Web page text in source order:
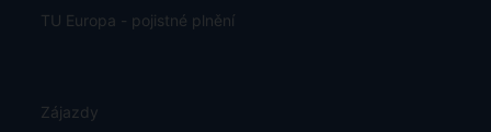
TU Europa - pojistné plnění
Zájazdy